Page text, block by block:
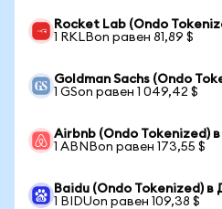
Rocket Lab (Ondo
1 RKLBon равен 81,89 $
Goldman Sachs (Ondo
1 GSon равен 1 049,42 $
Airbnb (Ondo Tokenized)
1 ABNBon равен 173,55 $
Baidu (Ondo Tokenized)
1 BIDUon равен 109,38 $